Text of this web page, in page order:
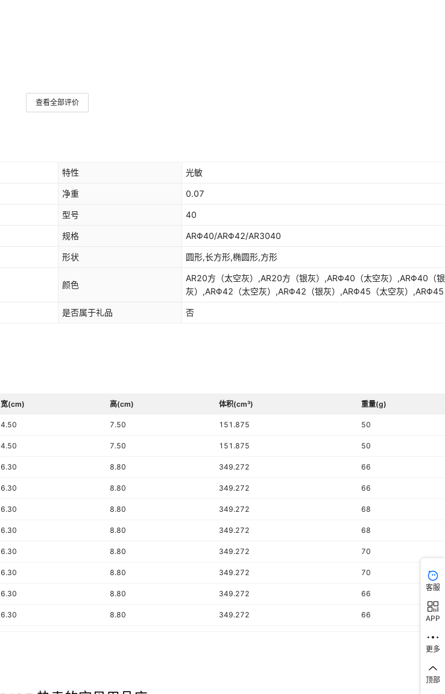
查看全部评价
特性 光敏
净重 0.07
型号 40
规格 ARΦ40/ARΦ42/AR3040
形状 圆形,长方形,椭圆形,方形
颜色
AR20方（太空灰）,AR20方（银灰）,ARΦ40（太空灰）,ARΦ40（银
灰）,ARΦ42（太空灰）,ARΦ42（银灰）,ARΦ45（太空灰）
敏垫,ARΦ40光敏垫,ARΦ42光敏垫,ARΦ45光敏垫,AR3040光敏垫
是否属于礼品 否
宽(cm) 高(cm) 体积(cm³) 重量(g)
4.50 7.50 151.875 50
4.50 7.50 151.875 50
6.30 8.80 349.272 66
6.30 8.80 349.272 66
6.30 8.80 349.272 68
6.30 8.80 349.272 68
6.30 8.80 349.272 70
6.30 8.80 349.272 70
6.30 8.80 349.272 66
6.30 8.80 349.272 66
客服
APP
更多
顶部